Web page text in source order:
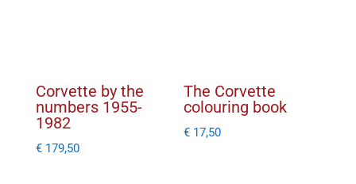
Corvette by the
numbers 1955-
1982
€179,50
The Corvette
colouring book
€ 17,50